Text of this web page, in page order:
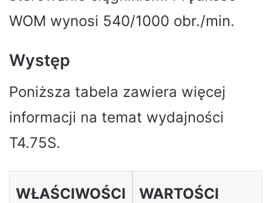
WOM wynosi 540/1000 obr./min.
Występ
Poniższa tabela zawiera więcej
informacji na temat wydajności
T4.75S.
WŁAŚCIWOŚCI WARTOŚCI